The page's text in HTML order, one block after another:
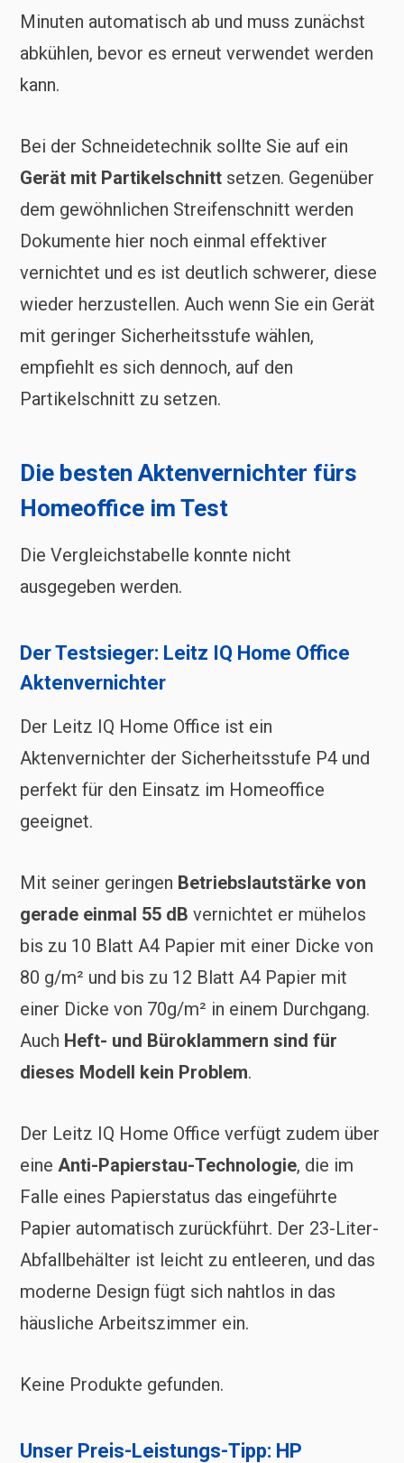
Minuten automatisch ab und muss zunächst
abkühlen, bevor es erneut verwendet werden
kann.
Bei der Schneidetechnik sollte Sie auf ein
Gerät mit Partikelschnitt setzen. Gegenüber
dem gewöhnlichen Streifenschnitt werden
Dokumente hier noch einmal effektiver
vernichtet und es ist deutlich schwerer, diese
wieder herzustellen. Auch wenn Sie ein Gerät
mit geringer Sicherheitsstufe wählen,
empfiehlt es sich dennoch, auf den
Partikelschnitt zu setzen.
Die besten Aktenvernichter fürs
Homeoffice im Test
Die Vergleichstabelle konnte nicht
ausgegeben werden.
Der Testsieger: Leitz IQ Home Office
Aktenvernichter
Der Leitz IQ Home Office ist ein
Aktenvernichter der Sicherheitsstufe P4 und
perfekt für den Einsatz im Homeoffice
geeignet.
Mit seiner geringen Betriebslautstärke von
gerade einmal 55 dB vernichtet er mühelos
bis zu 10 Blatt A4 Papier mit einer Dicke von
80 g/m² und bis zu 12 Blatt A4 Papier mit
einer Dicke von 70g/m² in einem Durchgang.
Auch Heft- und Büroklammern sind für
dieses Modell kein Problem.
Der Leitz IQ Home Office verfügt zudem über
eine Anti-Papierstau-Technologie, die im
Falle eines Papierstatus das eingeführte
Papier automatisch zurückführt. Der 23-Liter-
Abfallbehälter ist leicht zu entleeren, und das
moderne Design fügt sich nahtlos in das
häusliche Arbeitszimmer ein.
Keine Produkte gefunden.
Unser Preis-Leistungs-Tipp: HP